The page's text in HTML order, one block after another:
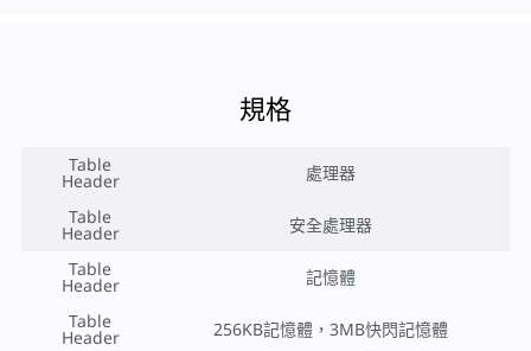
規格
Table
Header
處理器
Table
Header
安全處理器
Table
Header
記憶體
Table
Header
256KB記憶體，3MB快閃記憶體